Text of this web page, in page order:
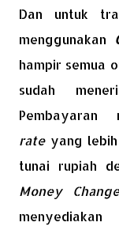
Dan untuk
menggunakan
hampir semua
sudah
rateyang lebih
tunai rupiah
Money